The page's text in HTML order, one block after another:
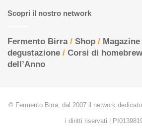
Scopri il nostro network
Fermento Birra/ Shop / Magazine
degustazione / Corsi di
dell’Anno
© Fermento Birra, dal 2007 il network
i diritti riservati |